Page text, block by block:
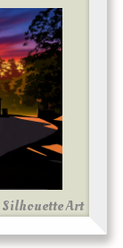
Silhouette Art